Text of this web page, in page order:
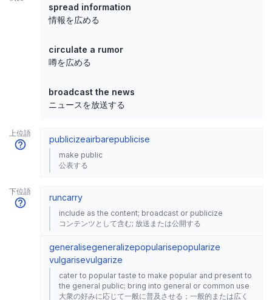
spread information
情報を広める
circulate a rumor
噂を広める
broadcast the news
ニュースを放送する
上位語
publicizeairbarepublicise
make public
公表する
下位語
runcarry
include as the content; broadcast or publicize
コンテンツとして含む; 放送または公開する
generalisegeneralizepopularisepopularize
vulgarisevulgarize
cater to popular taste to make popular and present to
the general public; bring into general or common use
大衆の好みに応じて一般に普及させる；一般的または広く